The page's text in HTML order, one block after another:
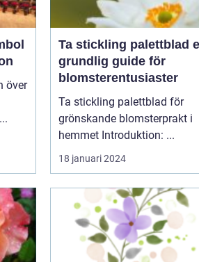
över
Ta stickling palettblad en
grundlig guide för
blomsterentusiaster
Ta stickling palettblad för
grönskande blomsterprakt i
hemmet Introduktion: ...
18 januari 2024